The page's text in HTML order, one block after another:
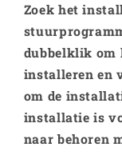
Zoek het
dubbelklik om
installeren en
om de
installatie is
naar behoren